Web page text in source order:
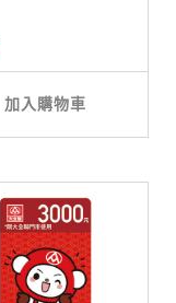
加入購物車